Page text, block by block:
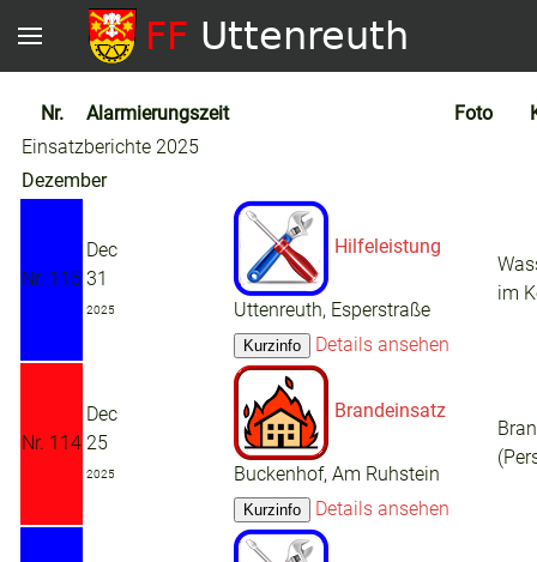
Nr. Alarmierungszeit Foto
Einsatzberichte 2025
Dezember
Nr. 115
Dec
31
2025
Hilfeleistung
Uttenreuth, Esperstraße
Details ansehen
im
Nr. 114
Dec
25
2025
Brandeinsatz
Buckenhof, Am Ruhstein
Details ansehen